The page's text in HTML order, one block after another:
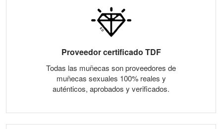
Proveedor certificado TDF
Todas las muñecas son proveedores de
muñecas sexuales 100% reales y
auténticos, aprobados y verificados.